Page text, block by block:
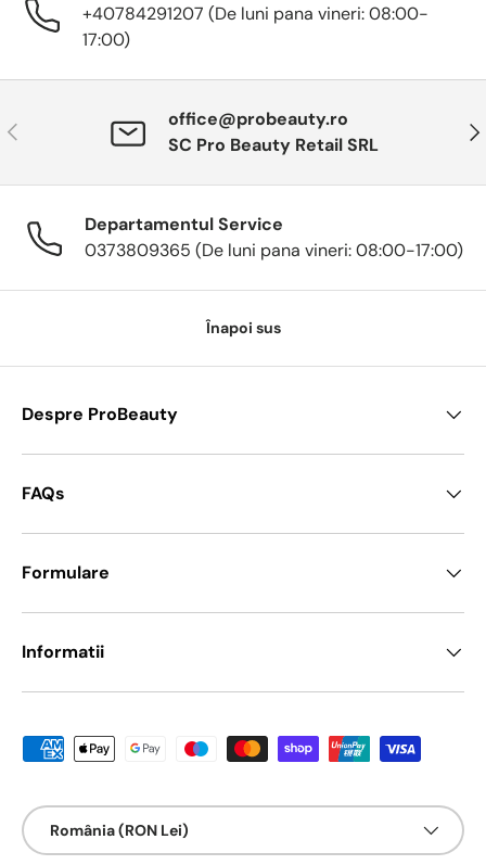
+40784291207 (De luni pana vineri: 08:00-
17:00)
Anterior
office@probeauty.ro
SC Pro Beauty Retail SRL
Departamentul Service
0373809365 (De luni pana vineri: 08:00-17:00)
Înapoi sus
Despre ProBeauty
FAQs
Formulare
Informatii
Metode de platā acceptate
Țarǎ/Regiune
România (RON Lei)